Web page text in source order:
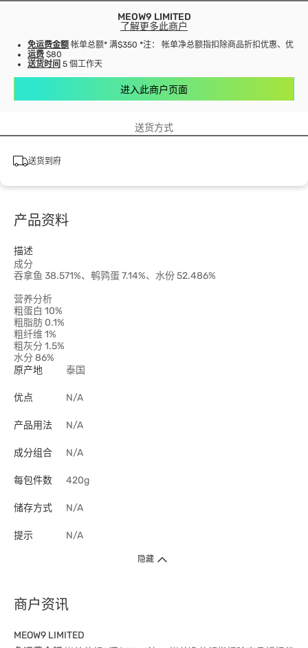
MEOW9 LIMITED
了解更多此商户
免运费金额 帐单总额* 满$350 *注： 帐单净总额指扣除商品折扣优惠、优惠
运费 $80
送货时间 5 個工作天
进入此商户页面
送货方式
送货到府
产品资料
描述
成分
吞拿鱼 38.571%、鹌鹑蛋 7.14%、水份 52.486%
营养分析
粗蛋白 10%
粗脂肪 0.1%
粗纤维 1%
粗灰分 1.5%
水分 86%
原产地
泰国
优点 N/A
产品用法 N/A
成分组合 N/A
每包件数 420g
储存方式 N/A
提示 N/A
隐藏
商户资讯
MEOW9 LIMITED